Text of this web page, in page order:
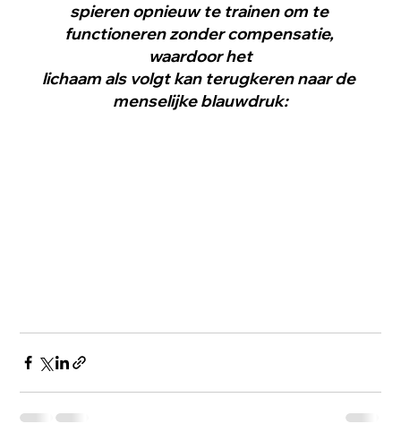
spieren opnieuw te trainen om te
functioneren zonder compensatie,
waardoor het
lichaam als volgt kan terugkeren naar de
menselijke blauwdruk: